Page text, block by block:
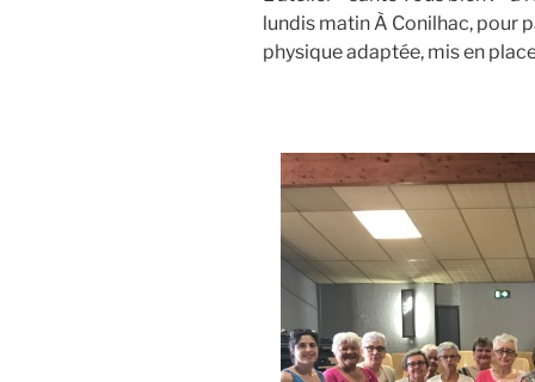
lundis matin À Conilhac, pour
physique adaptée, mis en